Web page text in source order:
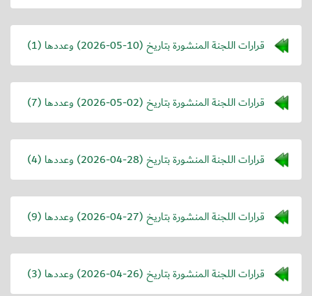
قرارات اللجنة المنشورة بتاريخ (2026-05-10) وعددها (1)
قرارات اللجنة المنشورة بتاريخ (2026-05-02) وعددها (7)
قرارات اللجنة المنشورة بتاريخ (2026-04-28) وعددها (4)
قرارات اللجنة المنشورة بتاريخ (2026-04-27) وعددها (9)
قرارات اللجنة المنشورة بتاريخ (2026-04-26) وعددها (3)